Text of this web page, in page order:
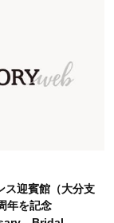
ゃあ底上げ運
ス迎賓館（大分支
年を記念